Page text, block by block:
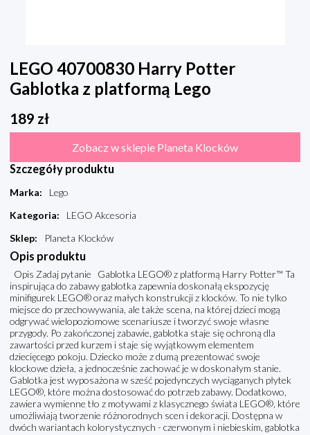
LEGO 40700830 Harry Potter
Gablotka z platformą Lego
189 zł
Zobacz w sklepie Planeta Klocków
Szczegóły produktu
Marka:
Lego
Kategoria:
LEGO Akcesoria
Sklep: Planeta Klocków
Opis produktu
Opis Zadaj pytanie Gablotka LEGO® z platformą Harry Potter™ Ta
inspirująca do zabawy gablotka zapewnia doskonałą ekspozycję
minifigurek LEGO® oraz małych konstrukcji z klocków. To nie tylko
miejsce do przechowywania, ale także scena, na której dzieci mogą
odgrywać wielopoziomowe scenariusze i tworzyć swoje własne
przygody. Po zakończonej zabawie, gablotka staje się ochroną dla
zawartości przed kurzem i staje się wyjątkowym elementem
dziecięcego pokoju. Dziecko może z dumą prezentować swoje
klockowe dzieła, a jednocześnie zachować je w doskonałym stanie.
Gablotka jest wyposażona w sześć pojedynczych wyciąganych płytek
LEGO®, które można dostosować do potrzeb zabawy. Dodatkowo,
zawiera wymienne tło z motywami z klasycznego świata LEGO®, które
umożliwiają tworzenie różnorodnych scen i dekoracji. Dostępna w
dwóch wariantach kolorystycznych - czerwonym i niebieskim, gablotka